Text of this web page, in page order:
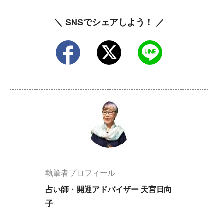
＼ SNSでシェアしよう！ ／
執筆者プロフィール
占い師・開運アドバイザー 天宮日向
子